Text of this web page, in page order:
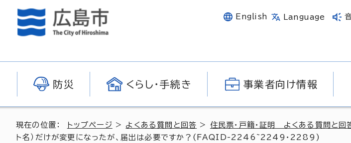
English Language
防災 くらし・手続き 事業者向け情報
現在の位置： トップページ > よくある質問と回答 > 住民票・戸籍・証明 よくある質問と回
ト名）だけが変更になったが、届出は必要ですか？(FAQID-2246~2249・2289)